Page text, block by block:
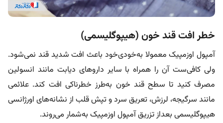
خطر افت قند خون (هیپوگلیسمی)
آمپول اوزمپیک معمولا به‌خودی‌خود باعث افت شدید قند نمی‌شود.
ولی‌ کافی‌ست آن را همراه با سایر داروهای دیابت مانند انسولین
مصرف کنید تا سطح قند خون به‌طرز خطرناکی افت کند. علائمی
مانند سرگیجه، لرزش، تعریق سرد و تپش قلب از نشانه‌های اورژانسی
هیپوگلیسمی بعداز تزریق آمپول اوزمپیک به‌شمار می‌روند.